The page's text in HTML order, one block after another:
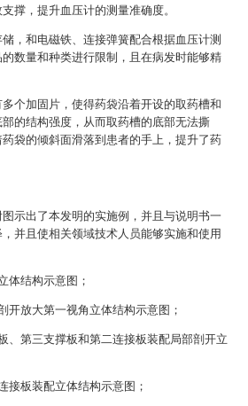
撑，提升血压计的测量准确度。
，和电磁铁、连接弹簧配合根据血压计测
数量和种类进行限制，且在病发时能够精
个加固片，使得药袋沿着开设的取药槽和
的结构强度，从而取药槽的底部无法撕
袋的倾斜面滑落到患者的手上，提升了药
示出了本发明的实施例，并且与说明书一
并且使相关领域技术人员能够实施和使用
体结构示意图；
开放大第一视角立体结构示意图；
、第三支撑板和第二连接板装配局部剖开立
接板装配立体结构示意图；